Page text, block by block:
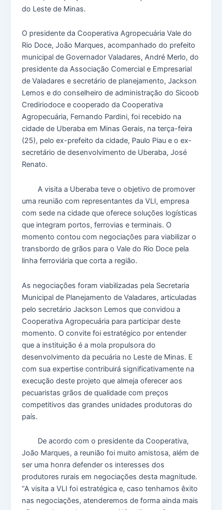
do Leste de Minas.
O presidente da Cooperativa Agropecuária Vale do
Rio Doce, João Marques, acompanhado do prefeito
municipal de Governador Valadares, André Merlo, do
presidente da Associação Comercial e Empresarial
de Valadares e secretário de planejamento, Jackson
Lemos e do conselheiro de administração do Sicoob
Crediriodoce e cooperado da Cooperativa
Agropecuária, Fernando Pardini, foi recebido na
cidade de Uberaba em Minas Gerais, na terça-feira
(25), pelo ex-prefeito da cidade, Paulo Piau e o ex-
secretário de desenvolvimento de Uberaba, José
Renato.
A visita a Uberaba teve o objetivo de promover
uma reunião com representantes da VLI, empresa
com sede na cidade que oferece soluções logísticas
que integram portos, ferrovias e terminais. O
momento contou com negociações para viabilizar o
transbordo de grãos para o Vale do Rio Doce pela
linha ferroviária que corta a região.
As negociações foram viabilizadas pela Secretaria
Municipal de Planejamento de Valadares, articuladas
pelo secretário Jackson Lemos que convidou a
Cooperativa Agropecuária para participar deste
momento. O convite foi estratégico por entender
que a instituição é a mola propulsora do
desenvolvimento da pecuária no Leste de Minas. E
com sua expertise contribuirá significativamente na
execução deste projeto que almeja oferecer aos
pecuaristas grãos de qualidade com preços
competitivos das grandes unidades produtoras do
país.
De acordo com o presidente da Cooperativa,
João Marques, a reunião foi muito amistosa, além de
ser uma honra defender os interesses dos
produtores rurais em negociações desta magnitude.
“A visita a VLI foi estratégica e, caso tenhamos êxito
nas negociações, atenderemos de forma ainda mais